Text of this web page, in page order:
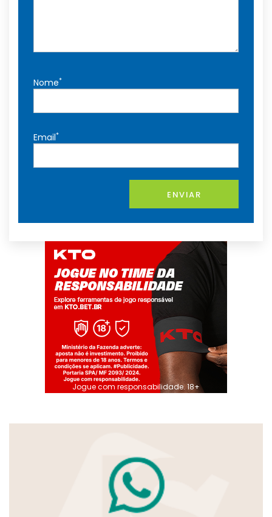
Nome*
Email*
ENVIAR
Jogue com responsabilidade. 18+